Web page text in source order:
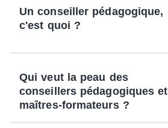
Un conseiller pédagogique,
c'est quoi ?
Qui veut la peau des
conseillers pédagogiques et
maîtres-formateurs ?